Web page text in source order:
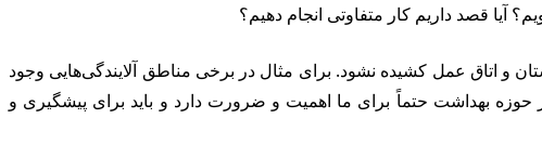
آیا قصد داریم کار متفاوتی انجام دهیم؟
و اتاق عمل کشیده نشود. برای مثال در برخی مناطق آلایندگی‌هایی وجود
حوزه بهداشت حتماً برای ما اهمیت و ضرورت دارد و باید برای پیشگیری و